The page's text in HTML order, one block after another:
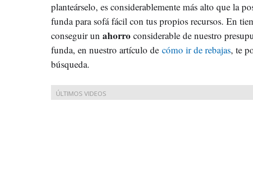
planteárselo, es considerablemente más alto que la
funda para sofá fácil con tus propios recursos. En
conseguir un ahorro considerable de nuestro
funda, en nuestro artículo de cómo ir de rebajas, te
búsqueda.